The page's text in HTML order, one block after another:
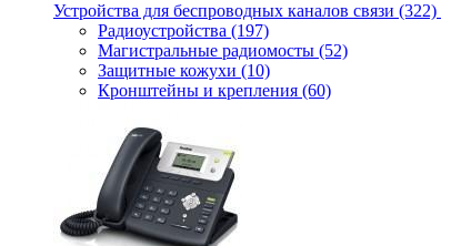
Устройства для беспроводных каналов связи (322)
Радиоустройства (197)
Магистральные радиомосты (52)
Защитные кожухи (10)
Кронштейны и крепления (60)